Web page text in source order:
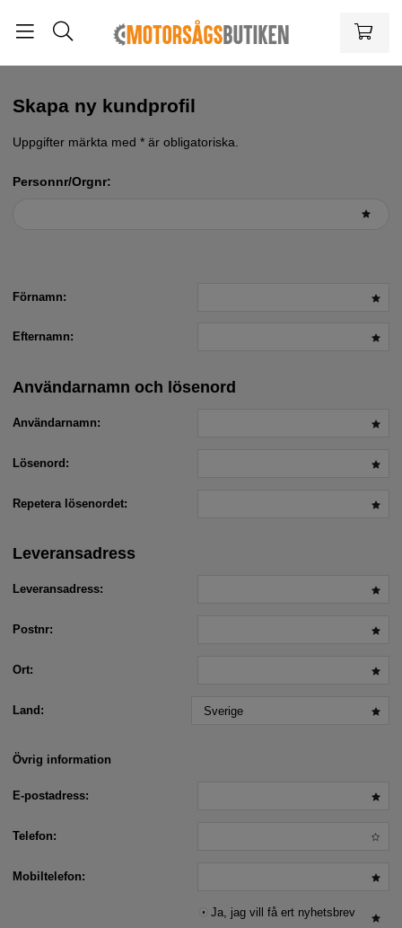
Skapa ny kundprofil
Uppgifter märkta med * är obligatoriska.
Personnr/Orgnr:
Förnamn:
Efternamn:
Användarnamn och lösenord
Användarnamn:
Lösenord:
Repetera lösenordet:
Leveransadress
Leveransadress:
Postnr:
Ort:
Land:
Övrig information
E-postadress:
Telefon:
Mobiltelefon:
Ja, jag vill få ert nyhetsbrev